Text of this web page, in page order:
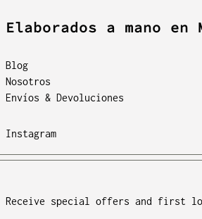
Elaborados a mano en
Blog
Nosotros
Envíos & Devoluciones
Instagram
Español
$)
Receive special offers and first